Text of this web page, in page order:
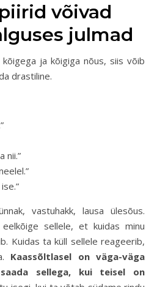
võivad
julmad
ja kõigiga nõus, siis võib
drastiline.
nii.”
vastuhakk, lausa ülesõus.
sellele, et kuidas minu
Kuidas ta küll sellele reageerib,
Kaassõltlasel on väga-väga
saada sellega, kui teisel on